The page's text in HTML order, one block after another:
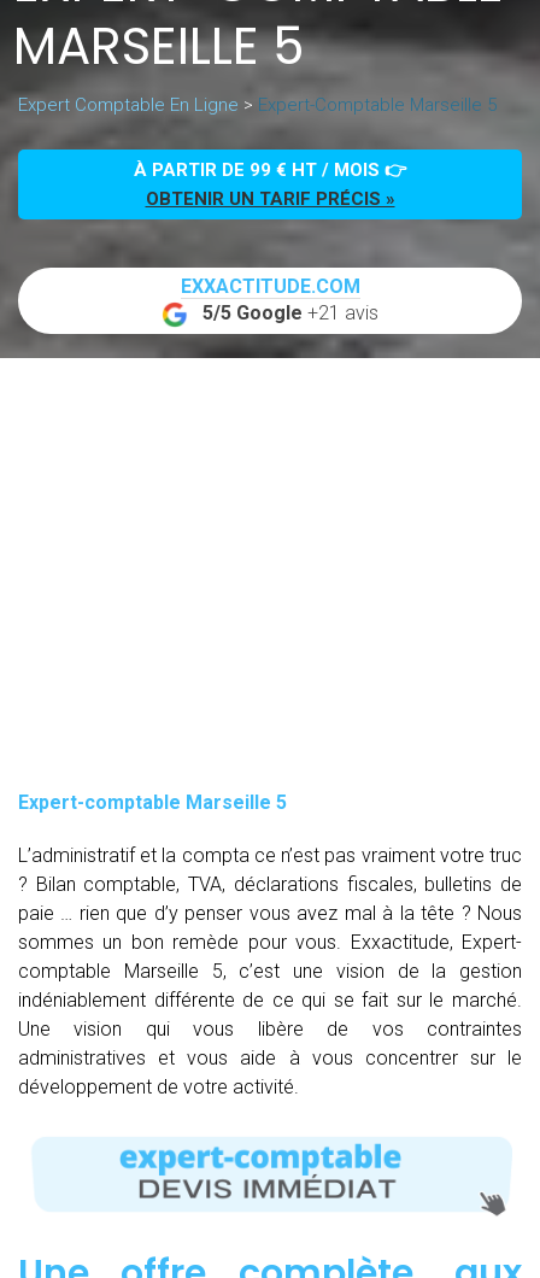
MARSEILLE 5
Expert Comptable En Ligne > Expert-Comptable Marseille 5
À PARTIR DE 99 € HT / MOIS 👉
OBTENIR UN TARIF PRÉCIS »
EXXACTITUDE.COM
5/5 Google +21 avis
Expert-comptable Marseille 5
L’administratif et la compta ce n’est pas vraiment votre truc
? Bilan comptable, TVA, déclarations fiscales, bulletins de
paie … rien que d’y penser vous avez mal à la tête ? Nous
sommes un bon remède pour vous. Exxactitude, Expert-
comptable Marseille 5, c’est une vision de la gestion
indéniablement différente de ce qui se fait sur le marché.
Une vision qui vous libère de vos contraintes
administratives et vous aide à vous concentrer sur le
développement de votre activité.